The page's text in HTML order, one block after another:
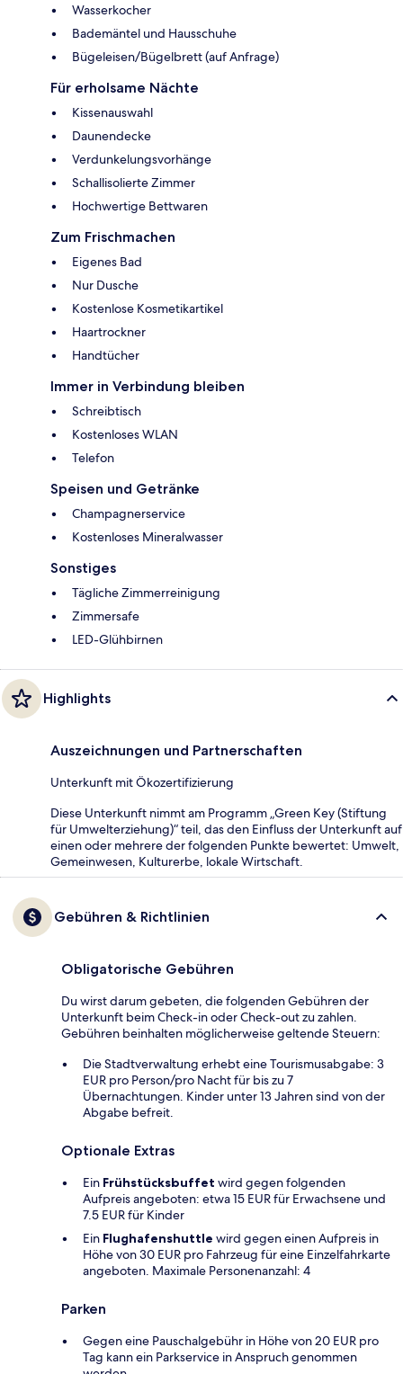
Wasserkocher
Bademäntel und Hausschuhe
Bügeleisen/Bügelbrett (auf Anfrage)
Für erholsame Nächte
Kissenauswahl
Daunendecke
Verdunkelungsvorhänge
Schallisolierte Zimmer
Hochwertige Bettwaren
Zum Frischmachen
Eigenes Bad
Nur Dusche
Kostenlose Kosmetikartikel
Haartrockner
Handtücher
Immer in Verbindung bleiben
Schreibtisch
Kostenloses WLAN
Telefon
Speisen und Getränke
Champagnerservice
Kostenloses Mineralwasser
Sonstiges
Tägliche Zimmerreinigung
Zimmersafe
LED-Glühbirnen
Highlights
Auszeichnungen und Partnerschaften
Unterkunft mit Ökozertifizierung
Diese Unterkunft nimmt am Programm „Green Key (Stiftung
für Umwelterziehung)“ teil, das den Einfluss der Unterkunft auf
einen oder mehrere der folgenden Punkte bewertet: Umwelt,
Gemeinwesen, Kulturerbe, lokale Wirtschaft.
Gebühren & Richtlinien
Obligatorische Gebühren
Du wirst darum gebeten, die folgenden Gebühren der
Unterkunft beim Check-in oder Check-out zu zahlen.
Gebühren beinhalten möglicherweise geltende Steuern:
Die Stadtverwaltung erhebt eine Tourismusabgabe: 3
EUR pro Person/pro Nacht für bis zu 7
Übernachtungen. Kinder unter 13 Jahren sind von der
Abgabe befreit.
Optionale Extras
Ein Frühstücksbuffet wird gegen folgenden
Aufpreis angeboten: etwa 15 EUR für Erwachsene und
7.5 EUR für Kinder
Ein Flughafenshuttle wird gegen einen Aufpreis in
Höhe von 30 EUR pro Fahrzeug für eine Einzelfahrkarte
angeboten. Maximale Personenanzahl: 4
Parken
Gegen eine Pauschalgebühr in Höhe von 20 EUR pro
Tag kann ein Parkservice in Anspruch genommen